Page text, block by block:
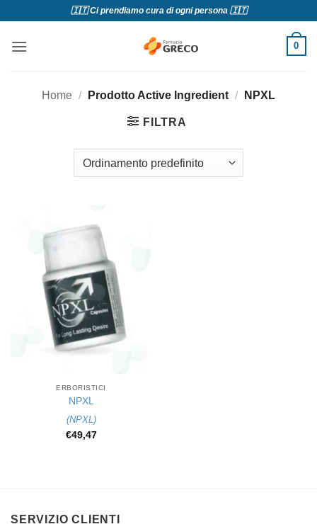
contenuti
🇮🇹 Ci prendiamo cura di ogni persona 🇮🇹
0
Home / Prodotto Active Ingredient / NPXL
FILTRA
ERBORISTICI
NPXL
(NPXL)
€49,47
SERVIZIO CLIENTI